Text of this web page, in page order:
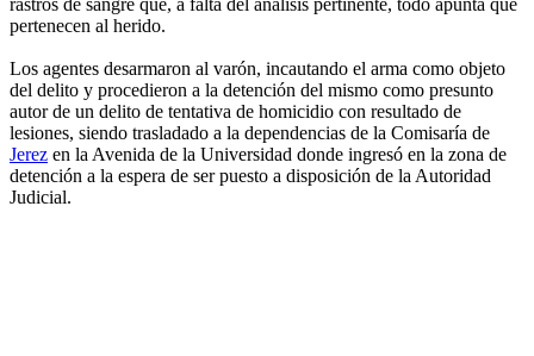
pertenecen al herido.
Los agentes desarmaron al varón, incautando el arma como objeto
del delito y procedieron a la detención del mismo como presunto
autor de un delito de tentativa de homicidio con resultado de
lesiones, siendo trasladado a la dependencias de la Comisaría de
Jerez en la Avenida de la Universidad donde ingresó en la zona de
detención a la espera de ser puesto a disposición de la Autoridad
Judicial.